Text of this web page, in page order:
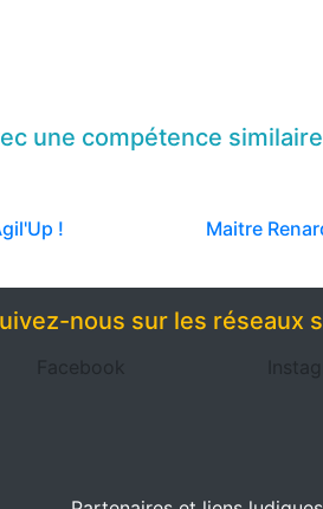
une compétence similaire
! Maitre
nous sur les réseaux
Facebook